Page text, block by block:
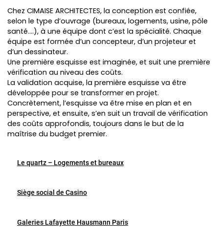
Chez CIMAISE ARCHITECTES, la conception est confiée,
selon le type d’ouvrage (bureaux, logements, usine, pôle
santé….), à une équipe dont c’est la spécialité. Chaque
équipe est formée d’un concepteur, d’un projeteur et
d’un dessinateur.
Une première esquisse est imaginée, et suit une première
vérification au niveau des coûts.
La validation acquise, la première esquisse va être
développée pour se transformer en projet.
Concrètement, l’esquisse va être mise en plan et en
perspective, et ensuite, s’en suit un travail de vérification
des coûts approfondis, toujours dans le but de la
maîtrise du budget premier.
Le quartz – Logements et bureaux
Siège social de Casino
Galeries Lafayette Hausmann Paris